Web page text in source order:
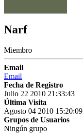
Narf
Miembro
Email
Email
Fecha de Registro
Julio 22 2010 21:33:43
Última Visita
Agosto 04 2010 15:20:09
Grupos de Usuarios
Ningún grupo